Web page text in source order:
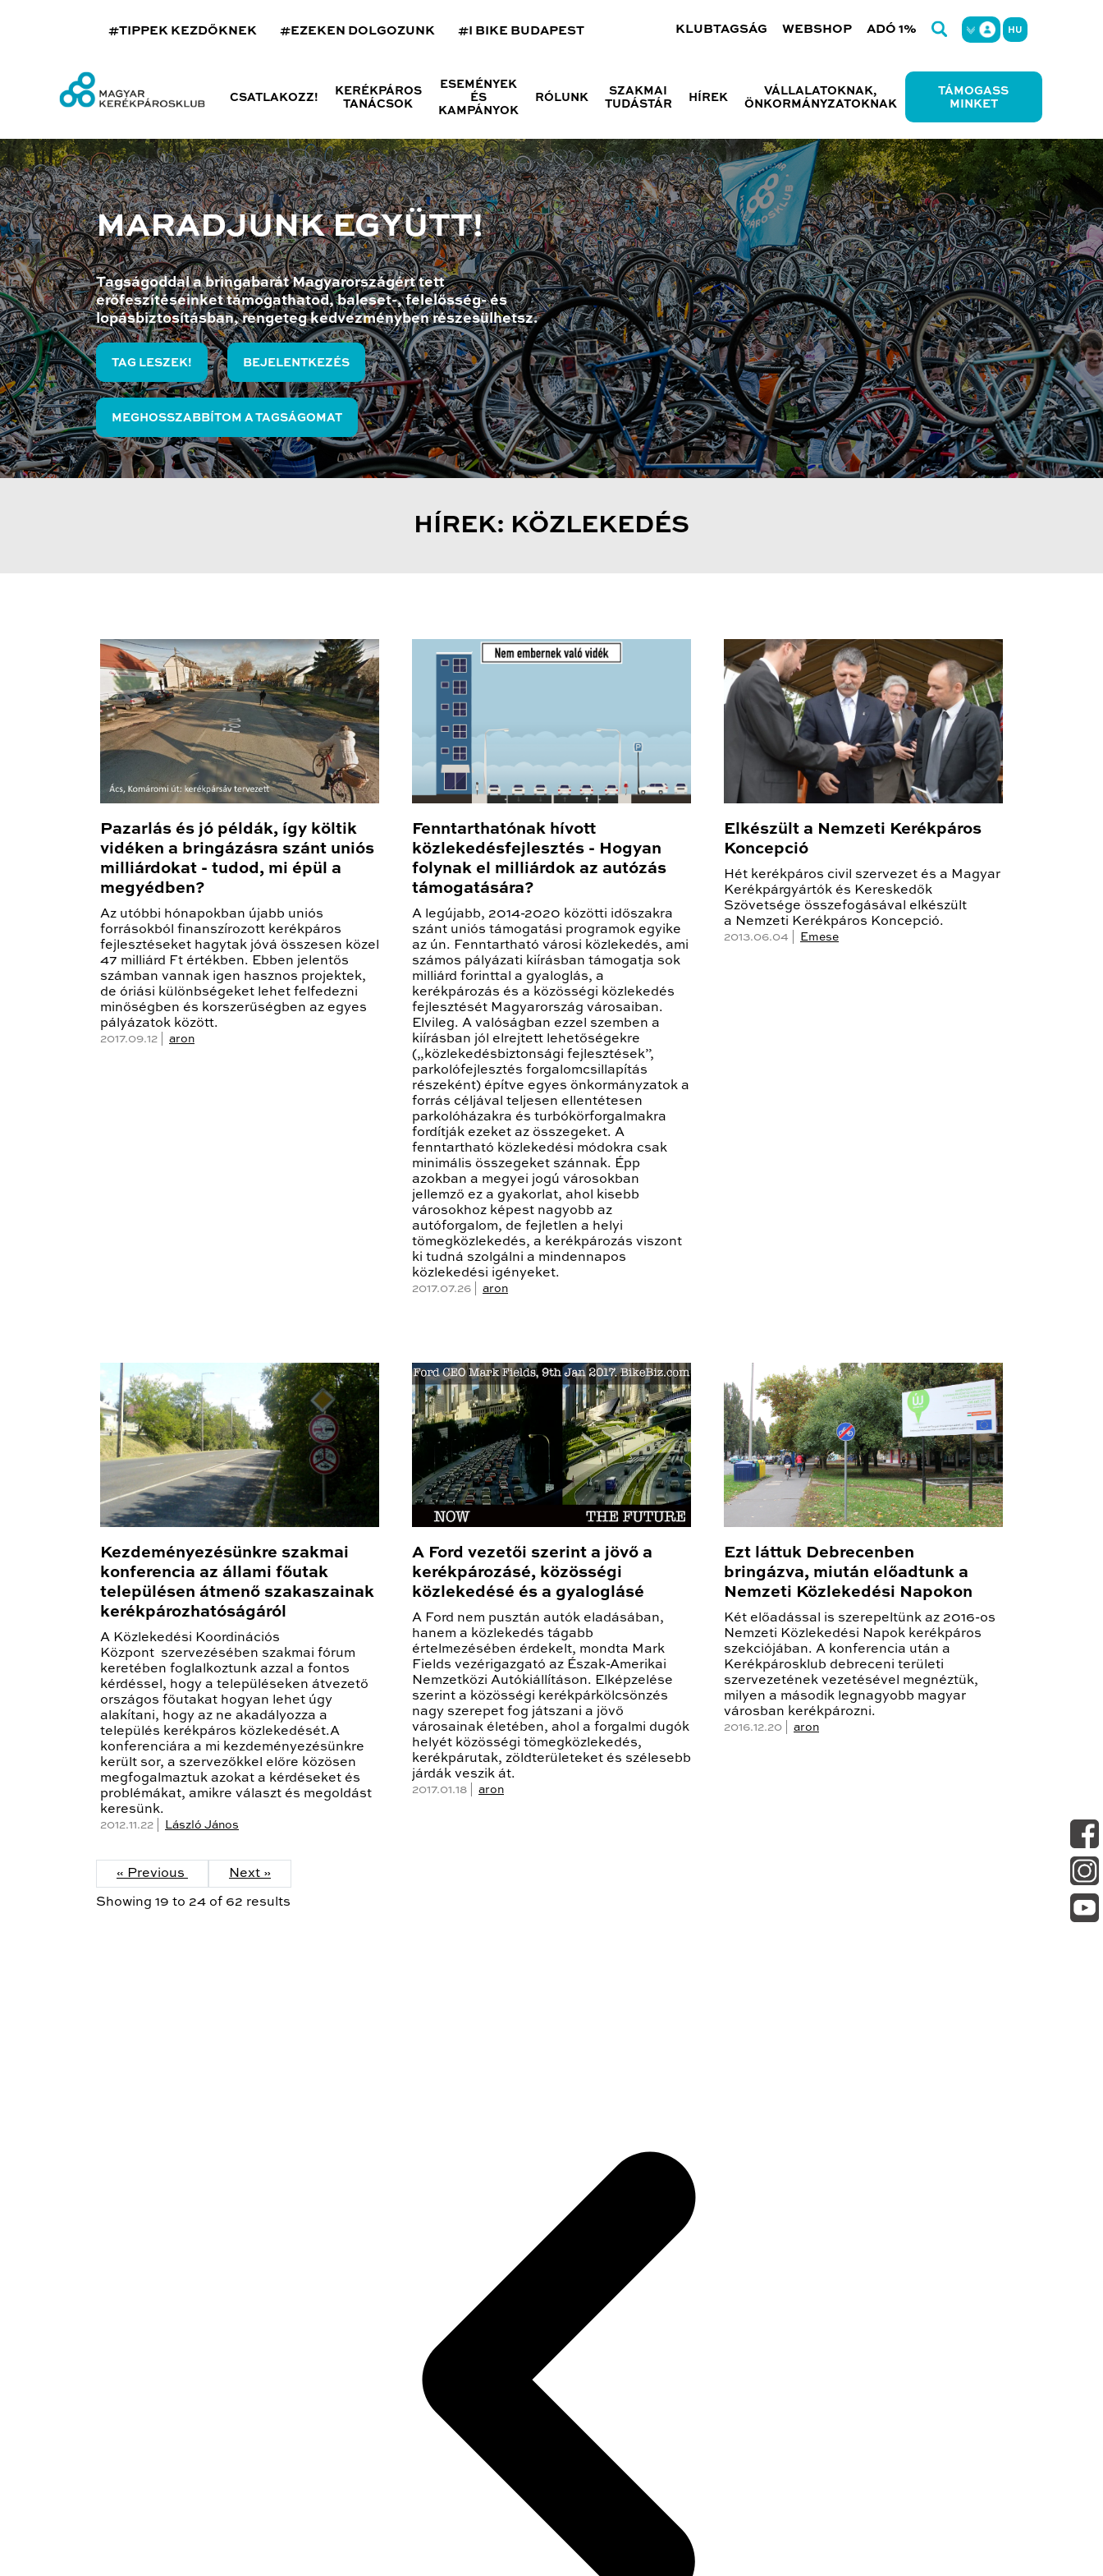
#TIPPEK KEZDŐKNEK #EZEKEN DOLGOZUNK #I BIKE BUDAPEST KLUBTAGSÁG WEBSHOP ADÓ 1% HU
CSATLAKOZZ!
KERÉKPÁROS
TANÁCSOK
ESEMÉNYEK
ÉS
KAMPÁNYOK
RÓLUNK
SZAKMAI
TUDÁSTÁR
HÍREK
VÁLLALATOKNAK,
ÖNKORMÁNYZATOKNAK
TÁMOGASS
MINKET
MARADJUNK EGYÜTT!
Tagságoddal a bringabarát Magyarországért tett
erőfeszítéseinket támogathatod, baleset-, felelősség- és
lopásbiztosításban, rengeteg kedvezményben részesülhetsz.
TAG LESZEK! BEJELENTKEZÉS
MEGHOSSZABBÍTOM A TAGSÁGOMAT
HÍREK: KÖZLEKEDÉS
Pazarlás és jó példák, így költik
vidéken a bringázásra szánt uniós
milliárdokat - tudod, mi épül a
megyédben?
Az utóbbi hónapokban újabb uniós
forrásokból finanszírozott kerékpáros
fejlesztéseket hagytak jóvá összesen közel
47 milliárd Ft értékben. Ebben jelentős
számban vannak igen hasznos projektek,
de óriási különbségeket lehet felfedezni
minőségben és korszerűségben az egyes
pályázatok között.
2017.09.12 | aron
Fenntarthatónak hívott
közlekedésfejlesztés - Hogyan
folynak el milliárdok az autózás
támogatására?
A legújabb, 2014-2020 közötti időszakra
szánt uniós támogatási programok egyike
az ún. Fenntartható városi közlekedés, ami
számos pályázati kiírásban támogatja sok
milliárd forinttal a gyaloglás, a
kerékpározás és a közösségi közlekedés
fejlesztését Magyarország városaiban.
Elvileg. A valóságban ezzel szemben a
kiírásban jól elrejtett lehetőségekre
(„közlekedésbiztonsági fejlesztések”,
parkolófejlesztés forgalomcsillapítás
részeként) építve egyes önkormányzatok a
forrás céljával teljesen ellentétesen
parkolóházakra és turbókörforgalmakra
fordítják ezeket az összegeket. A
fenntartható közlekedési módokra csak
minimális összegeket szánnak. Épp
azokban a megyei jogú városokban
jellemző ez a gyakorlat, ahol kisebb
városokhoz képest nagyobb az
autóforgalom, de fejletlen a helyi
tömegközlekedés, a kerékpározás viszont
ki tudná szolgálni a mindennapos
közlekedési igényeket.
2017.07.26 | aron
Elkészült a Nemzeti Kerékpáros
Koncepció
Hét kerékpáros civil szervezet és a Magyar
Kerékpárgyártók és Kereskedők
Szövetsége összefogásával elkészült
a Nemzeti Kerékpáros Koncepció.
2013.06.04 | Emese
Kezdeményezésünkre szakmai
konferencia az állami főutak
településen átmenő szakaszainak
kerékpározhatóságáról
A Közlekedési Koordinációs
Központ szervezésében szakmai fórum
keretében foglalkoztunk azzal a fontos
kérdéssel, hogy a településeken átvezető
országos főutakat hogyan lehet úgy
alakítani, hogy az ne akadályozza a
település kerékpáros közlekedését.A
konferenciára a mi kezdeményezésünkre
került sor, a szervezőkkel előre közösen
megfogalmaztuk azokat a kérdéseket és
problémákat, amikre választ és megoldást
keresünk.
2012.11.22 | László János
A Ford vezetői szerint a jövő a
kerékpározásé, közösségi
közlekedésé és a gyaloglásé
A Ford nem pusztán autók eladásában,
hanem a közlekedés tágabb
értelmezésében érdekelt, mondta Mark
Fields vezérigazgató az Észak-Amerikai
Nemzetközi Autókiállításon. Elképzelése
szerint a közösségi kerékpárkölcsönzés
nagy szerepet fog játszani a jövő
városainak életében, ahol a forgalmi dugók
helyét közösségi tömegközlekedés,
kerékpárutak, zöldterületeket és szélesebb
járdák veszik át.
2017.01.18 | aron
Ezt láttuk Debrecenben
bringázva, miután előadtunk a
Nemzeti Közlekedési Napokon
Két előadással is szerepeltünk az 2016-os
Nemzeti Közlekedési Napok kerékpáros
szekciójában. A konferencia után a
Kerékpárosklub debreceni területi
szervezetének vezetésével megnéztük,
milyen a második legnagyobb magyar
városban kerékpározni.
2016.12.20 | aron
« Previous Next »
Showing 19 to 24 of 62 results